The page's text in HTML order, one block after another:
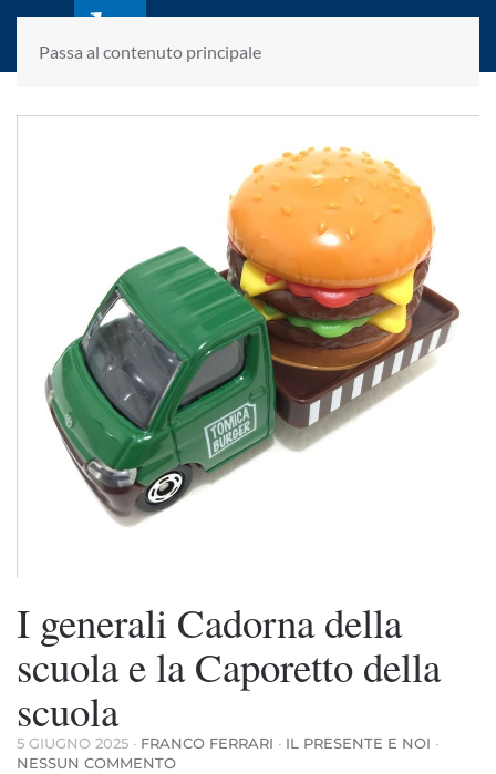
Passa al contenuto principale
laletteraturaenoi.it
fondato da Romano Luperini
I generali Cadorna della
scuola e la Caporetto della
scuola
5 GIUGNO 2025 · FRANCO FERRARI · IL PRESENTE E NOI ·
NESSUN COMMENTOSU